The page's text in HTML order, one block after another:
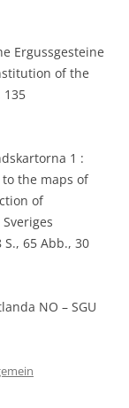
Ergussgesteine
of the
135
1 :
to the maps of
of
65 Abb., 30
NO – SGU